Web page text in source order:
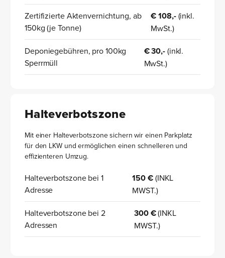
Zertifizierte Aktenvernichtung, ab
150kg (je Tonne)
€ 108,-(inkl.
MwSt.)
Deponiegebühren, pro 100kg
Sperrmüll
€ 30,-(inkl.
MwSt.)
Halteverbotszone
Mit einer Halteverbotszone sichern wir einen Parkplatz
für den LKW und ermöglichen einen schnelleren und
effizienteren Umzug.
Halteverbotszone bei 1
Adresse
150 €(INKL
MWST.)
Halteverbotszone bei 2
Adressen
300 €(INKL
MWST.)